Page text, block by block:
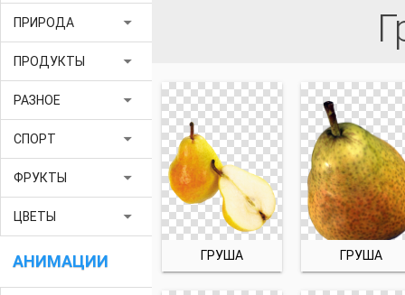
ПРИРОДА arrow_drop_down
ПРОДУКТЫ arrow_drop_down
РАЗНОЕ arrow_drop_down
СПОРТ arrow_drop_down
ФРУКТЫ arrow_drop_down
ЦВЕТЫ arrow_drop_down
АНИМАЦИИ ГРУША ГРУША